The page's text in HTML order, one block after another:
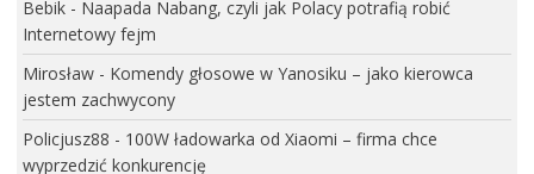
Bebik- Naapada Nabang, czyli jak Polacy potrafią robić
Internetowy fejm
Mirosław- Komendy głosowe w Yanosiku – jako kierowca
jestem zachwycony
Policjusz88 - 100W ładowarka od Xiaomi – firma chce
wyprzedzić konkurencję